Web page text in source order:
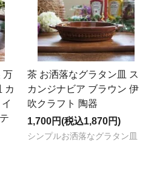
万
カ
茶 お洒落なグラタン皿 ス
カンジナビア ブラウン 伊
吹クラフト 陶器
1,700円(税込1,870円)
シンプルお洒落なグラタン皿